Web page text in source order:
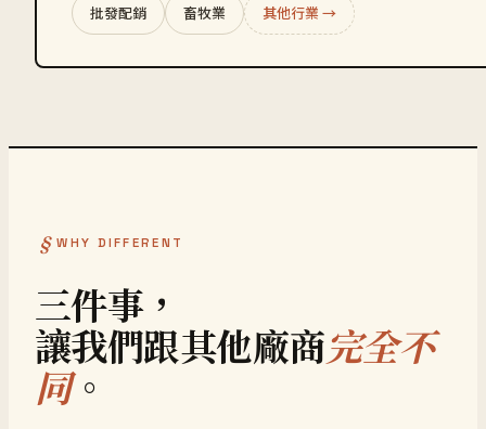
批發配銷 畜牧業 其他行業 →
WHY DIFFERENT
三件事，
讓我們跟其他廠商完全不
同。